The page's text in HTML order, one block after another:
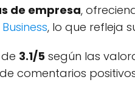
de empresa,
, lo que refleja
de 3.1/5 según las
comentarios